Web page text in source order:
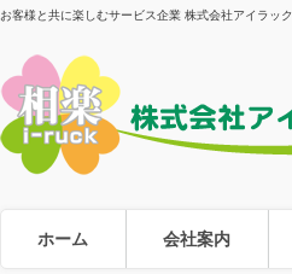
お客様と共に楽しむサービス企業 株式会社アイラック
ホーム 会社案内